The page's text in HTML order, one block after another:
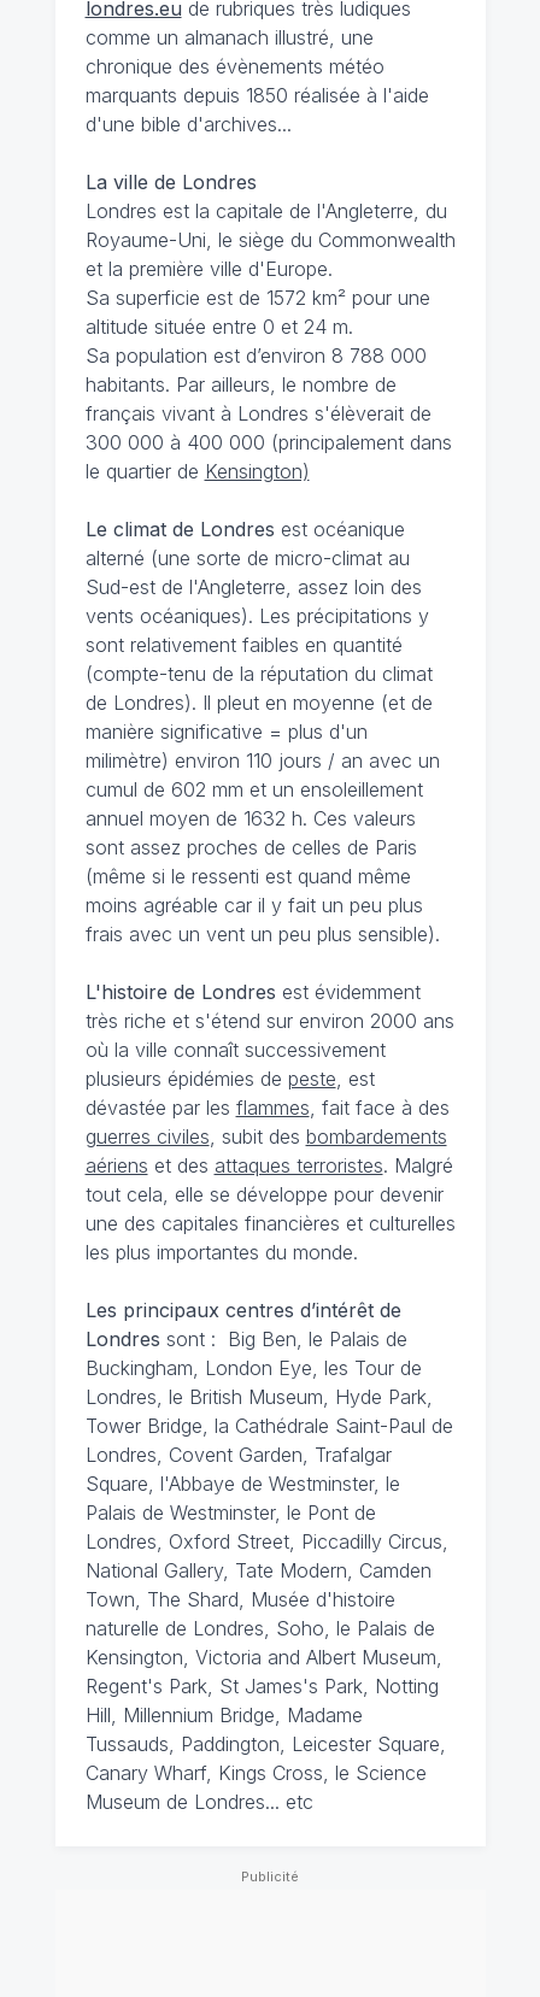
londres.eu de rubriques très ludiques
comme un almanach illustré, une
chronique des évènements météo
marquants depuis 1850 réalisée à l'aide
d'une bible d'archives...
La ville de Londres
Londres est la capitale de l'Angleterre, du
Royaume-Uni, le siège du Commonwealth
et la première ville d'Europe.
Sa superficie est de 1572 km² pour une
altitude située entre 0 et 24 m.
Sa population est d’environ 8 788 000
habitants. Par ailleurs, le nombre de
français vivant à Londres s'élèverait de
300 000 à 400 000 (principalement dans
le quartier de Kensington)
Le climat de Londres est océanique
alterné (une sorte de micro-climat au
Sud-est de l'Angleterre, assez loin des
vents océaniques). Les précipitations y
sont relativement faibles en quantité
(compte-tenu de la réputation du climat
de Londres). Il pleut en moyenne (et de
manière significative = plus d'un
milimètre) environ 110 jours / an avec un
cumul de 602 mm et un ensoleillement
annuel moyen de 1632 h. Ces valeurs
sont assez proches de celles de Paris
(même si le ressenti est quand même
moins agréable car il y fait un peu plus
frais avec un vent un peu plus sensible).
L'histoire de Londres est évidemment
très riche et s'étend sur environ 2000 ans
où la ville connaît successivement
plusieurs épidémies de peste , est
dévastée par les flammes , fait face à des
guerres civiles , subit des bombardements
aériens et des attaques terroristes. Malgré
tout cela, elle se développe pour devenir
une des capitales financières et culturelles
les plus importantes du monde.
Les principaux centres d’intérêt de
Londres sont : Big Ben, le Palais de
Buckingham, London Eye, les Tour de
Londres, le British Museum, Hyde Park,
Tower Bridge, la Cathédrale Saint-Paul de
Londres, Covent Garden, Trafalgar
Square, l'Abbaye de Westminster, le
Palais de Westminster, le Pont de
Londres, Oxford Street, Piccadilly Circus,
National Gallery, Tate Modern, Camden
Town, The Shard, Musée d'histoire
naturelle de Londres, Soho, le Palais de
Kensington, Victoria and Albert Museum,
Regent's Park, St James's Park, Notting
Hill, Millennium Bridge, Madame
Tussauds, Paddington, Leicester Square,
Canary Wharf, Kings Cross, le Science
Museum de Londres... etc